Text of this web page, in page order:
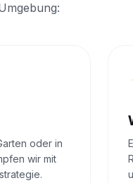
oder in
wir mit